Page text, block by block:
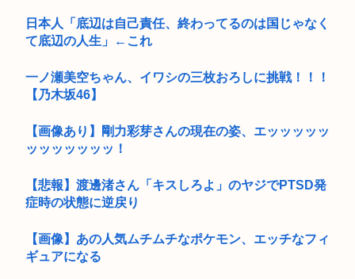
日本人「底辺は自己責任、終わってるのは国じゃなく
て底辺の人生」←これ
一ノ瀬美空ちゃん、イワシの三枚おろしに挑戦！！！
【乃木坂46】
【画像あり】剛力彩芽さんの現在の姿、エッッッッッ
ッッッッッッッ！
【悲報】渡邊渚さん「キスしろよ」のヤジでPTSD発
症時の状態に逆戻り
【画像】あの人気ムチムチなポケモン、エッチなフィ
ギュアになる